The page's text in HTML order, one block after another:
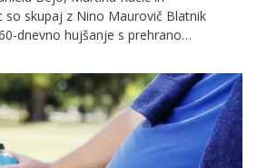
so skupaj z Nino Maurovič Blatnik
dnevno hujšanje s prehrano
gradu ponosno stopile pred
na ogled svojo novo podobo in